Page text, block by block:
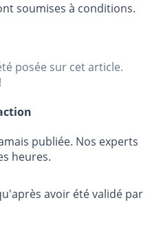
soumises à conditions.
posée sur cet article.
publiée. Nos experts
heures.
avoir été validé par